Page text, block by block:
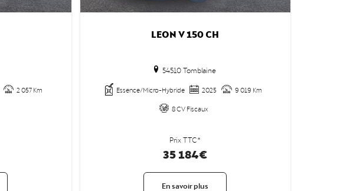
2 057 Km
LEON V 150 CH
54510 Tomblaine
Essence/Micro-Hybride 2025
9 019 Km
8 CV Fiscaux
Prix TTC*
35 184€
En savoir plus